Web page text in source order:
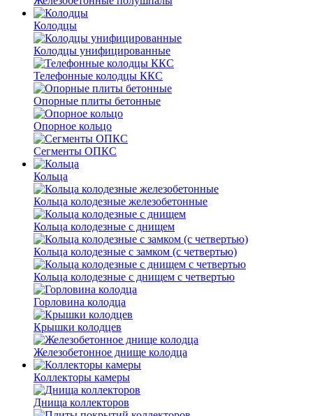
Колодцы
Колодцы унифицированные
Телефонные колодцы ККС
Опорные плиты бетонные
Опорное кольцо
Сегменты ОПКС
Кольца
Кольца колодезные железобетонные
Кольца колодезные с днищем
Кольца колодезные с замком (с четвертью)
Кольца колодезные с днищем с четвертью
Горловина колодца
Крышки колодцев
Железобетонное днище колодца
Коллекторы камеры
Днища коллекторов